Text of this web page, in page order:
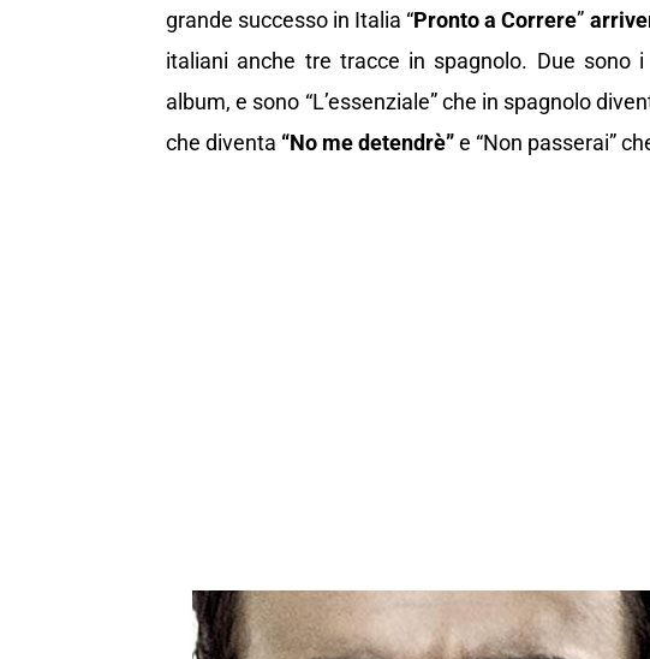
grande successo in Italia “Pronto a Correre”
italiani anche tre tracce in spagnolo. Due sono
album, e sono “L’essenziale” che in spagnolo
che diventa “No me detendrè”e “Non passerai”